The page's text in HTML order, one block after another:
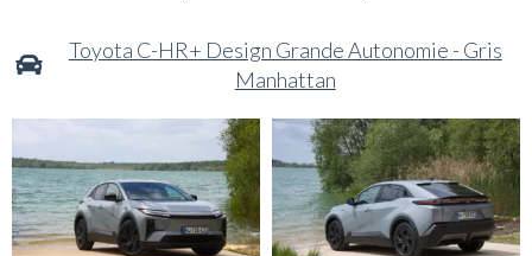
Toyota C-HR+ Design Grande Autonomie - Gris
Manhattan